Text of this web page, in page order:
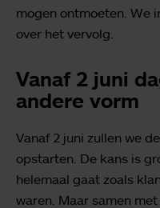
mogen ontmoeten. We
over het vervolg.
Vanaf 2 juni
andere vorm
Vanaf 2 juni zullen we
opstarten. De kans is
helemaal gaat zoals
waren. Maar samen